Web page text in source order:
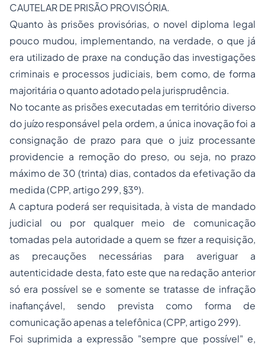
CAUTELAR DE PRISÃO PROVISÓRIA.
Quanto às prisões provisórias, o novel diploma legal
pouco mudou, implementando, na verdade, o que já
era utilizado de praxe na condução das investigações
criminais e processos judiciais, bem como, de forma
majoritária o quanto adotado pela jurisprudência.
No tocante as prisões executadas em território diverso
do juízo responsável pela ordem, a única inovação foi a
consignação de prazo para que o juiz processante
providencie a remoção do preso, ou seja, no prazo
máximo de 30 (trinta) dias, contados da efetivação da
medida (CPP, artigo 299, §3º).
A captura poderá ser requisitada, à vista de mandado
judicial ou por qualquer meio de comunicação
tomadas pela autoridade a quem se fizer a requisição,
as precauções necessárias para averiguar a
autenticidade desta, fato este que na redação anterior
só era possível se e somente se tratasse de infração
inafiançável, sendo prevista como forma de
comunicação apenas a telefônica (CPP, artigo 299).
Foi suprimida a expressão "sempre que possível" e,